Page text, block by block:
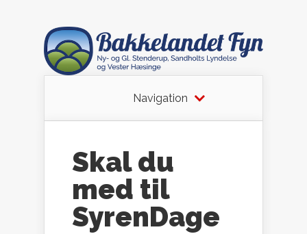
Navigation
Skal du
med til
SyrenDage